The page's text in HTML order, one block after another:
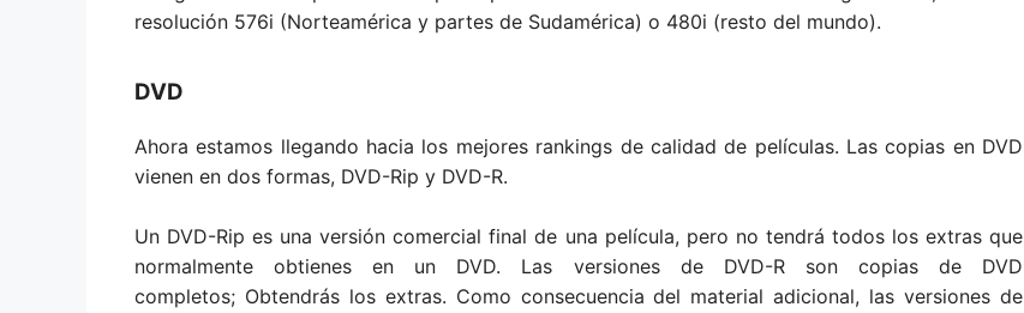
resolución 576i (Norteamérica y partes de Sudamérica) o 480i (resto del mundo).
DVD
Ahora estamos llegando hacia los mejores rankings de calidad de películas. Las copias en DVD
vienen en dos formas, DVD-Rip y DVD-R.
Un DVD-Rip es una versión comercial final de una película, pero no tendrá todos los extras que
normalmente obtienes en un DVD. Las versiones de DVD-R son copias de DVD
completos; Obtendrás los extras. Como consecuencia del material adicional, las versiones de